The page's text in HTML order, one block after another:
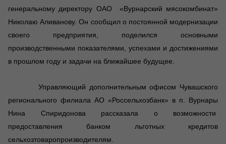
генеральному директору ОАО «Вурнарский мясокомбинат»
Николаю Аливанову. Он сообщил о постоянной модернизации
своего предприятия, поделился основными
производственными показателями, успехами и достижениями
в прошлом году и задачи на ближайшее будущее.
Управляющий дополнительным офисом Чувашского
регионального филиала АО «Россельхозбанк» в п. Вурнары
Нина Спиридонова рассказала о возможности
предоставления банком льготных кредитов
сельхозтоваропроизводителям.